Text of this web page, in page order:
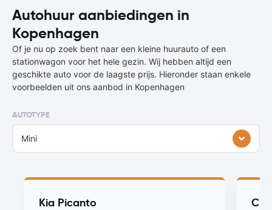
Autohuur aanbiedingen in
Kopenhagen
Of je nu op zoek bent naar een kleine huurauto of een
stationwagon voor het hele gezin. Wij hebben altijd een
geschikte auto voor de laagste prijs. Hieronder staan enkele
voorbeelden uit ons aanbod in Kopenhagen
AUTOTYPE
Mini
Kia Picanto